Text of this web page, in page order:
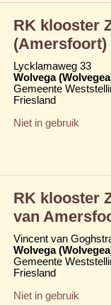
RK klooster
(Amersfoort)
Lycklamaweg 33
Wolvega
Gemeente
Friesland
Niet in gebruik
RK klooster
van
Vincent van
Wolvega
Gemeente
Friesland
Niet in gebruik